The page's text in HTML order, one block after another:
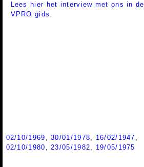
Lees hier het interview met ons in de
VPRO gids.
02/10/1969 ,30/01/1978 16/02/1947
02/10/1980
23/05/1982
19/05/1975